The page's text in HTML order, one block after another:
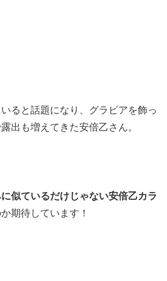
ると話題になり、グラビアを飾っ
出も増えてきた安倍乙さん。
に似ているだけじゃない安倍乙カラ
期待しています！